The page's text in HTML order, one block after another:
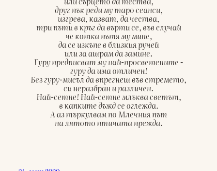
друг пък реди му таро сеанси,
изгрева, казват, да чества,
три пъти в кръг да върти се, във случай
че котка пътя му мине,
да се изкъпе в близкия ручей
или за ашрам да замине.
Гуру предписват му най-просветените -
гуру да има отличен!
Без гуру-мисъл да впрегнеш във стремето,
си неразбран и различен.
Най-сетне! Най-сетне млъква светът,
в капките дъжд се оглежда.
А аз търкулвам по Млечния път
на лятото птичата прежда.